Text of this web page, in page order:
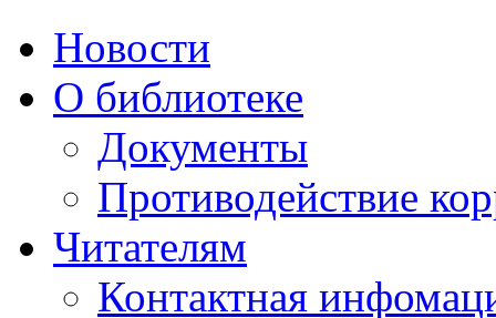
Новости
О библиотеке
Документы
Противодействие
Читателям
Контактная